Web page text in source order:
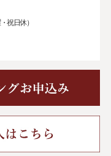
祝日休）